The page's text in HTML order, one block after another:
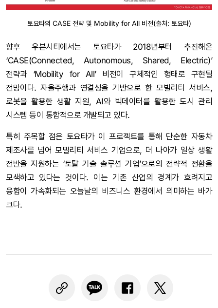
토요타의 CASE 전략 및 Mobility for All 비전(출처: 토요타)
향후 우븐시티에서는 토요타가 2018년부터 추진해온
‘CASE(Connected, Autonomous, Shared, Electric)’
전략과 ‘Mobility for All’ 비전이 구체적인 형태로 구현될
전망이다. 자율주행과 연결성을 기반으로 한 모빌리티 서비스,
로봇을 활용한 생활 지원, AI와 빅데이터를 활용한 도시 관리
시스템 등이 통합적으로 개발되고 있다.
특히 주목할 점은 토요타가 이 프로젝트를 통해 단순한 자동차
제조사를 넘어 모빌리티 서비스 기업으로, 더 나아가 일상 생활
전반을 지원하는 ‘토탈 기술 솔루션 기업’으로의 전략적 전환을
모색하고 있다는 것이다. 이는 기존 산업의 경계가 흐려지고
융합이 가속화되는 오늘날의 비즈니스 환경에서 의미하는 바가
크다.